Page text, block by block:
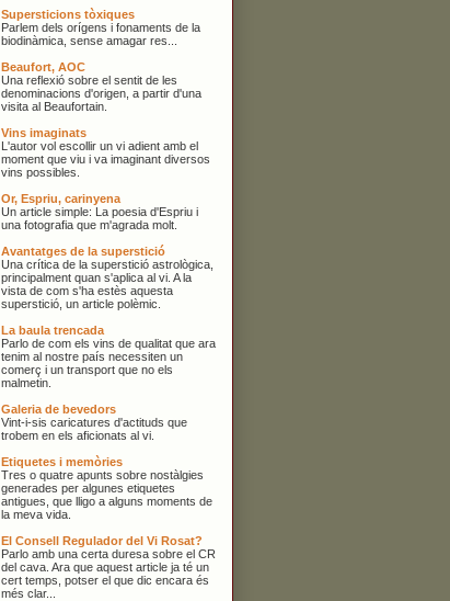
Supersticions tòxiques
Parlem dels orígens i fonaments de la
biodinàmica, sense amagar res...
Beaufort, AOC
Una reflexió sobre el sentit de les
denominacions d'origen, a partir d'una
visita al Beaufortain.
Vins imaginats
L'autor vol escollir un vi adient amb el
moment que viu i va imaginant diversos
vins possibles.
Or, Espriu, carinyena
Un article simple: La poesia d'Espriu i
una fotografia que m'agrada molt.
Avantatges de la superstició
Una crítica de la superstició astrològica,
principalment quan s'aplica al vi. A la
vista de com s'ha estès aquesta
superstició, un article polèmic.
La baula trencada
Parlo de com els vins de qualitat que ara
tenim al nostre país necessiten un
comerç i un transport que no els
malmetin.
Galeria de bevedors
Vint-i-sis caricatures d'actituds que
trobem en els aficionats al vi.
Etiquetes i memòries
Tres o quatre apunts sobre nostàlgies
generades per algunes etiquetes
antigues, que lligo a alguns moments de
la meva vida.
El Consell Regulador del Vi Rosat?
Parlo amb una certa duresa sobre el CR
del cava. Ara que aquest article ja té un
cert temps, potser el que dic encara és
més clar...